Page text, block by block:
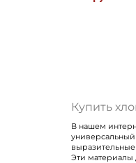
Купить
В нашем
универсальный
Эти материалы